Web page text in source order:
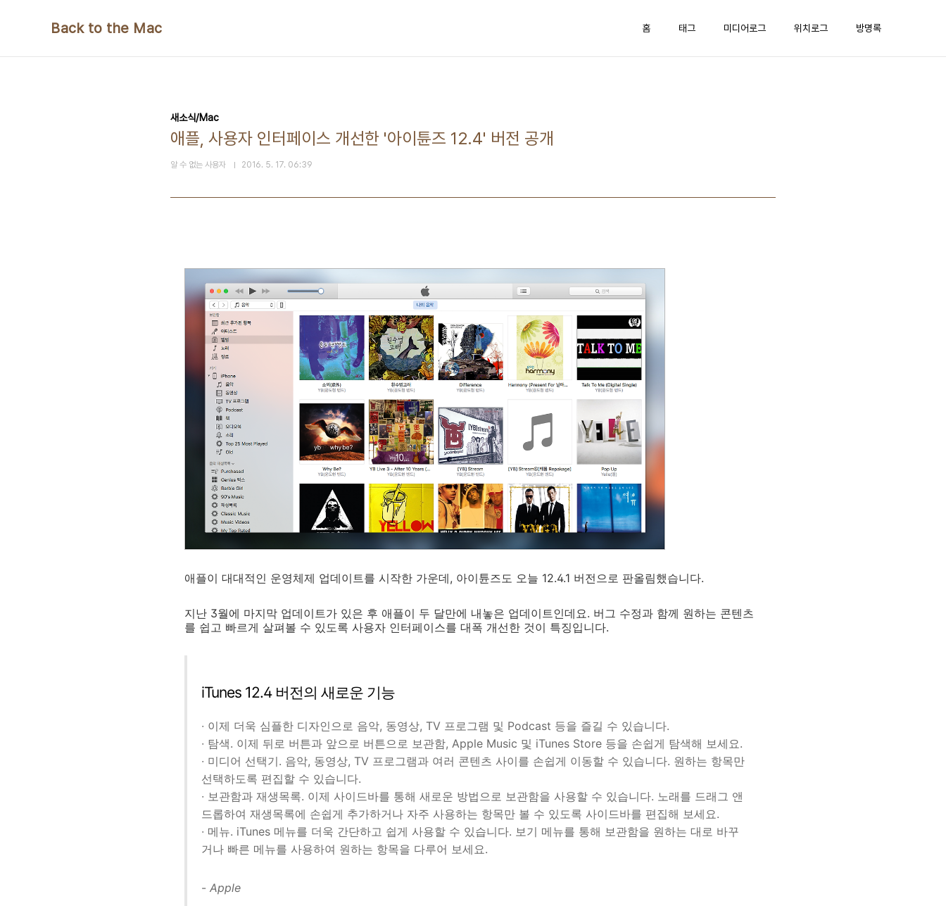
Back to the Mac 홈 태그 미디어로그 위치로그 방명록
새소식/Mac
애플, 사용자 인터페이스 개선한 '아이튠즈 12.4' 버전 공개
알 수 없는 사용자 2016. 5. 17. 06:39
애플이 대대적인 운영체제 업데이트를 시작한 가운데, 아이튠즈도 오늘 12.4.1 버전으로 판올림했습니다.
지난 3월에 마지막 업데이트가 있은 후 애플이 두 달만에 내놓은 업데이트인데요. 버그 수정과 함께 원하는 콘텐츠
를 쉽고 빠르게 살펴볼 수 있도록 사용자 인터페이스를 대폭 개선한 것이 특징입니다.
iTunes 12.4 버전의 새로운 기능
∙ 이제 더욱 심플한 디자인으로 음악, 동영상, TV 프로그램 및 Podcast 등을 즐길 수 있습니다.
∙ 탐색. 이제 뒤로 버튼과 앞으로 버튼으로 보관함, Apple Music 및 iTunes Store 등을 손쉽게 탐색해 보세요.
∙ 미디어 선택기. 음악, 동영상, TV 프로그램과 여러 콘텐츠 사이를 손쉽게 이동할 수 있습니다. 원하는 항목만
선택하도록 편집할 수 있습니다.
∙ 보관함과 재생목록. 이제 사이드바를 통해 새로운 방법으로 보관함을 사용할 수 있습니다. 노래를 드래그 앤
드롭하여 재생목록에 손쉽게 추가하거나 자주 사용하는 항목만 볼 수 있도록 사이드바를 편집해 보세요.
∙ 메뉴. iTunes 메뉴를 더욱 간단하고 쉽게 사용할 수 있습니다. 보기 메뉴를 통해 보관함을 원하는 대로 바꾸
거나 빠른 메뉴를 사용하여 원하는 항목을 다루어 보세요.
- Apple